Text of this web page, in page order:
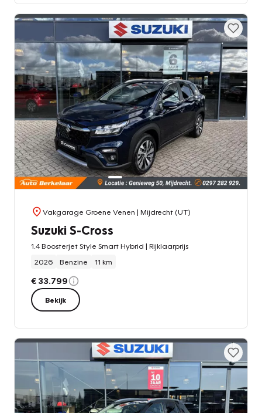
Vakgarage Groene Venen | Mijdrecht (UT)
Suzuki S-Cross
1.4 Boosterjet Style Smart Hybrid | Rijklaarprijs
2026
Benzine 11 km
€ 33.799
Bekijk